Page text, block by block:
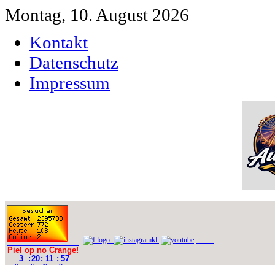
Montag, 10. August 2026
Kontakt
Datenschutz
Impressum